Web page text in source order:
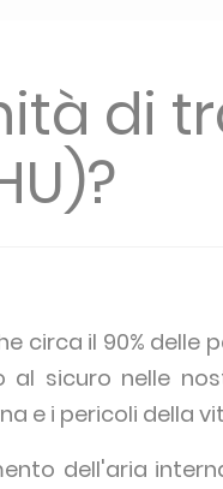
di
circa il 90% delle
al sicuro nelle
e i pericoli della
dell'aria